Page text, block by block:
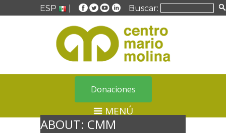
ESP Buscar:
Donaciones
MENÚ
ABOUT: CMM